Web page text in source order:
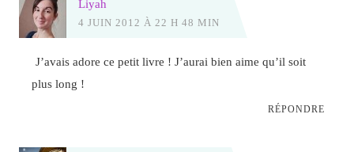
Liyah
4 JUIN 2012 À 22 H 48 MIN
J’avais adore ce petit livre ! J’aurai bien aime qu’il soit
plus long !
RÉPONDRE